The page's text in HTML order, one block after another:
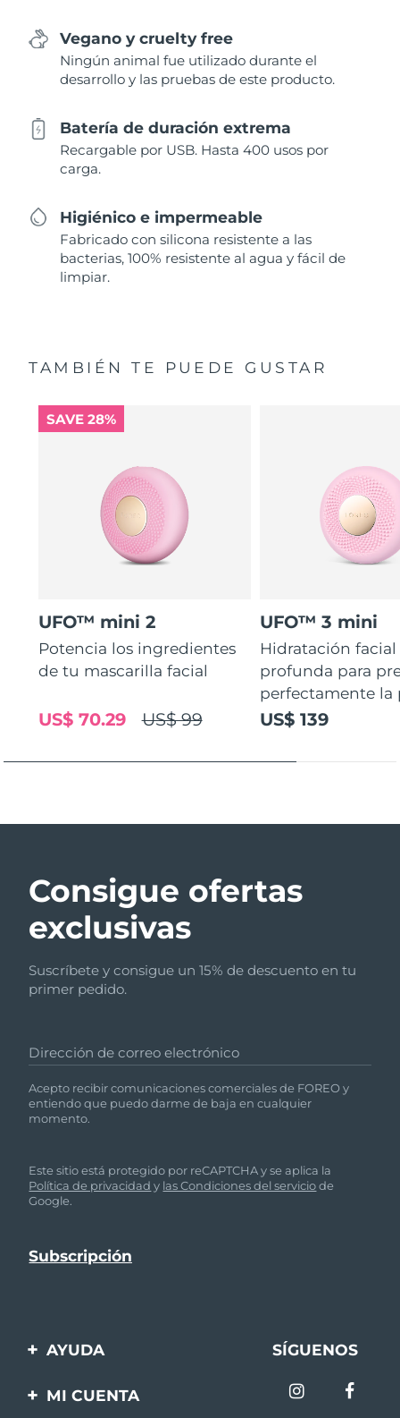
Vegano y cruelty free
Ningún animal fue utilizado durante el
desarrollo y las pruebas de este producto.
Batería de duración extrema
Recargable por USB. Hasta 400 usos por
carga.
Higiénico e impermeable
Fabricado con silicona resistente a las
bacterias, 100% resistente al agua y fácil de
limpiar.
TAMBIÉN TE PUEDE GUSTAR
SAVE 28%
UFO™ mini 2
Potencia los ingredientes
de tu mascarilla facial
US$ 99
US$ 70.29
UFO™ 3 mini
Hidratación facial
profunda para
perfectamente la
US$ 139
Consigue ofertas
exclusivas
Suscríbete y consigue un 15% de descuento en tu
primer pedido.
Dirección de correo electrónico
Acepto recibir comunicaciones comerciales de FOREO y
entiendo que puedo darme de baja en cualquier
momento.
Este sitio está protegido por reCAPTCHA y se aplica la
Política de privacidad y las Condiciones del serviciode
Google.
AYUDA
Contáctanos
SÍGUENOS
MI CUENTA